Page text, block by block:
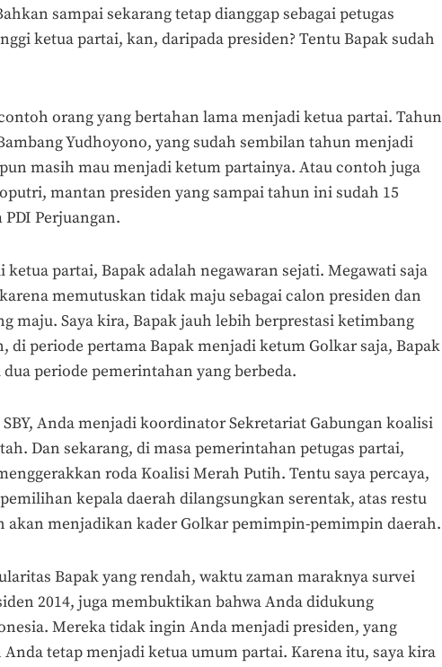
sampai sekarang tetap dianggap sebagai petugas
ketua partai, kan, daripada presiden? Tentu Bapak sudah
orang yang bertahan lama menjadi ketua partai. Tahun
Yudhoyono, yang sudah sembilan tahun menjadi
masih mau menjadi ketum partainya. Atau contoh juga
mantan presiden yang sampai tahun ini sudah 15
Perjuangan.
ketua partai, Bapak adalah negawaran sejati. Megawati saja
memutuskan tidak maju sebagai calon presiden dan
maju. Saya kira, Bapak jauh lebih berprestasi ketimbang
di periode pertama Bapak menjadi ketum Golkar saja, Bapak
periode pemerintahan yang berbeda.
Anda menjadi koordinator Sekretariat Gabungan koalisi
Dan sekarang, di masa pemerintahan petugas partai,
roda Koalisi Merah Putih. Tentu saya percaya,
kepala daerah dilangsungkan serentak, atas restu
akan menjadikan kader Golkar pemimpin-pemimpin daerah.
Bapak yang rendah, waktu zaman maraknya survei
2014, juga membuktikan bahwa Anda didukung
Mereka tidak ingin Anda menjadi presiden, yang
tetap menjadi ketua umum partai. Karena itu, saya kira